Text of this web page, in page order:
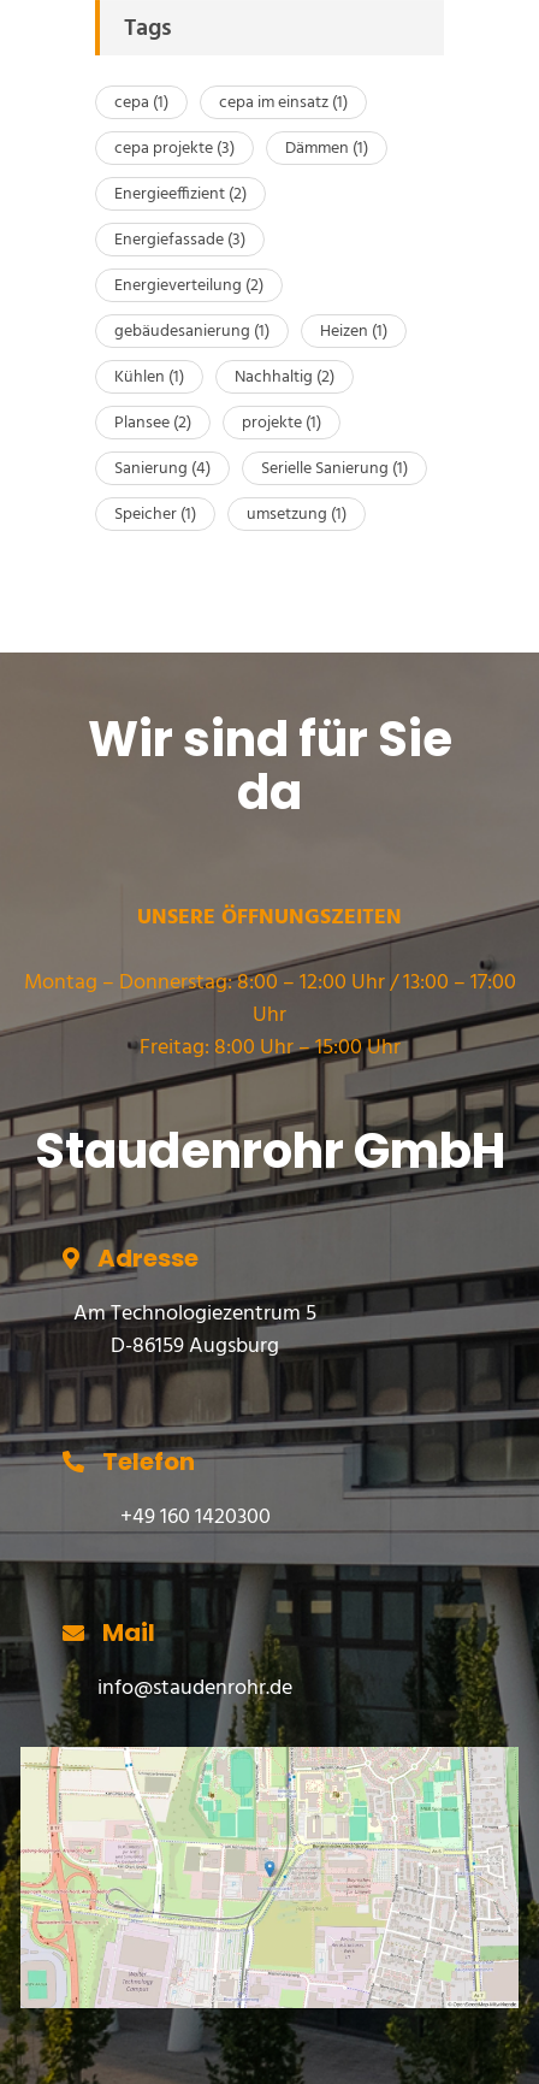
Tags
cepa (1) cepa im einsatz(1)
cepa projekte(3) Dämmen (1)
Energieeffizient(2)
Energiefassade(3)
Energieverteilung (2)
gebäudesanierung (1) Heizen (1)
Kühlen (1) Nachhaltig (2)
Plansee(2) projekte(1)
Sanierung (4) Serielle Sanierung (1)
Speicher(1) umsetzung (1)
Wir sind für Sie
da
UNSERE ÖFFNUNGSZEITEN
Montag – Donnerstag: 8:00 – 12:00 Uhr / 13:00 – 17:00
Uhr
Freitag: 8:00 Uhr – 15:00 Uhr
Staudenrohr GmbH
Adresse
Am Technologiezentrum 5
D-86159 Augsburg
Telefon
+49 160 1420300
Mail
info@staudenrohr.de